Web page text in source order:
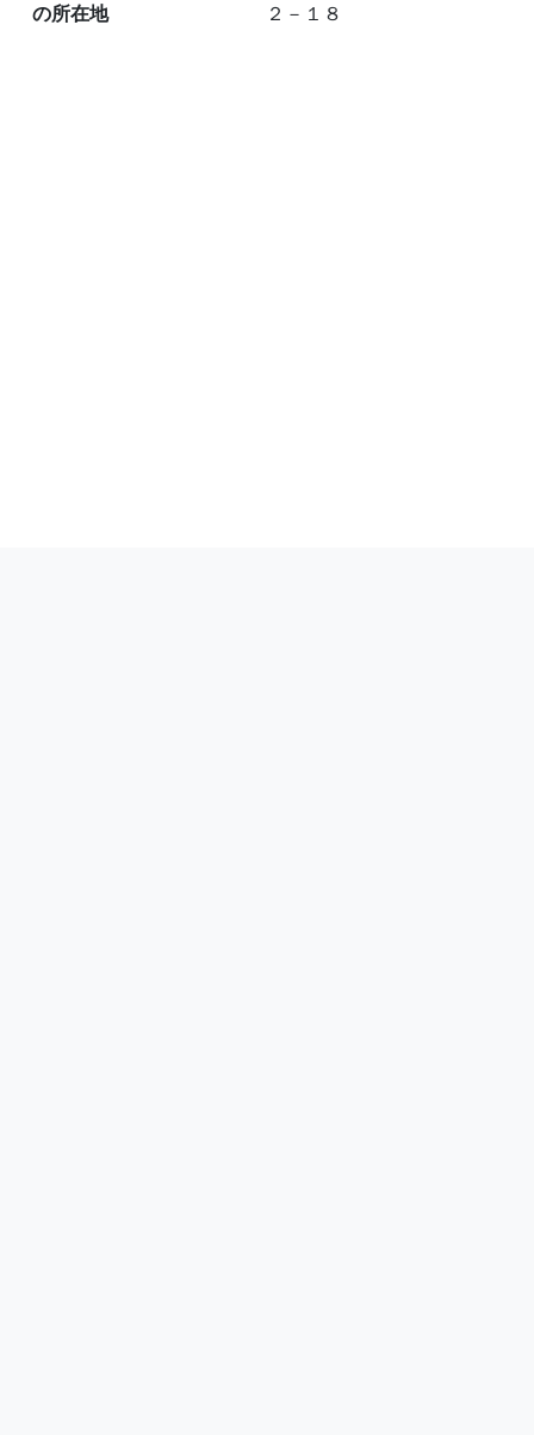
の所在地
２－１８